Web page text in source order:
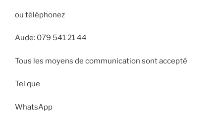
ou téléphonez
Aude: 079 541 21 44
Tous les moyens de communication sont accepté
Tel que
WhatsApp